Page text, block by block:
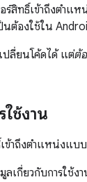
ร์สิทธิ์เข้าถึงตำแ
นต้องใช้ใน
ลี่ยนโค้ดได้ แต่ต้
ใช้งาน
ข้าถึงตำแหน่งแบ
ลเกี่ยวกับการใช้ง